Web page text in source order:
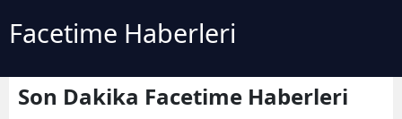
Facetime Haberleri
Son Dakika Facetime Haberleri